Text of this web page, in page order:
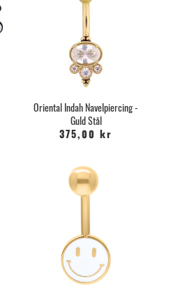
Oriental Indah Navelpiercing -
Guld Stål
375,00 kr